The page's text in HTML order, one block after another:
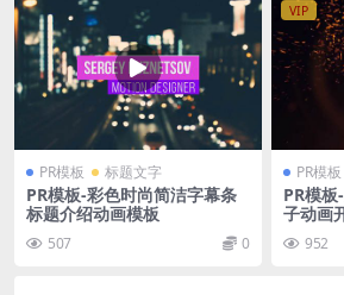
PR模板 标题文字
PR模板-彩色时尚简洁字幕条
标题介绍动画模板
507 0
VIP
PR模板
PR模
子动画
952